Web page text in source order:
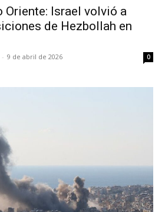
Oriente: Israel volvió a
de Hezbollah en
- 9 de abril de 2026 0